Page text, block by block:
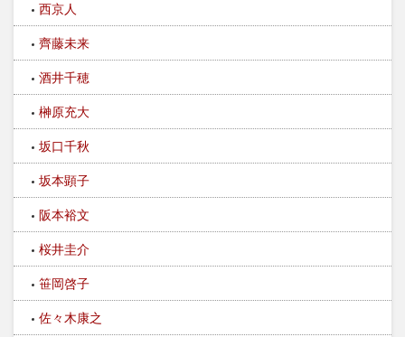
西京人
齊藤未来
酒井千穂
榊原充大
坂口千秋
坂本顕子
阪本裕文
桜井圭介
笹岡啓子
佐々木康之